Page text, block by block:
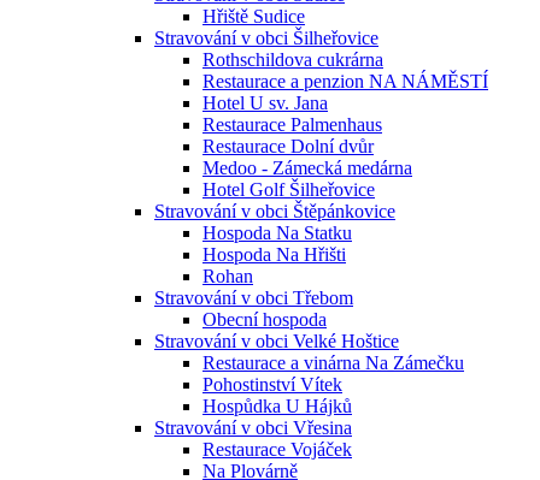
Hřiště Sudice
Stravování v obci Šilheřovice
Rothschildova cukrárna
Restaurace a penzion NA NÁMĚSTÍ
Hotel U sv. Jana
Restaurace Palmenhaus
Restaurace Dolní dvůr
Medoo - Zámecká medárna
Hotel Golf Šilheřovice
Stravování v obci Štěpánkovice
Hospoda Na Statku
Hospoda Na Hřišti
Rohan
Stravování v obci Třebom
Obecní hospoda
Stravování v obci Velké Hoštice
Restaurace a vinárna Na Zámečku
Pohostinství Vítek
Hospůdka U Hájků
Stravování v obci Vřesina
Restaurace Vojáček
Na Plovárně